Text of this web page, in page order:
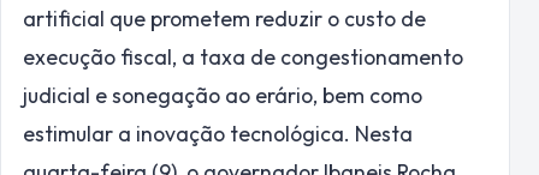
artificial que prometem reduzir o custo de
execução fiscal, a taxa de congestionamento
judicial e sonegação ao erário, bem como
estimular a inovação tecnológica. Nesta